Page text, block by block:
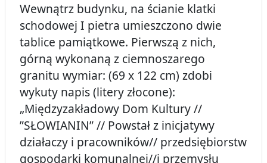
Wewnątrz budynku, na ścianie klatki
schodowej I pietra umieszczono dwie
tablice pamiątkowe. Pierwszą z nich,
górną wykonaną z ciemnoszarego
granitu wymiar: (69 x 122 cm) zdobi
wykuty napis (litery złocone):
„Międzyzakładowy Dom Kultury //
”SŁOWIANIN” // Powstał z inicjatywy
działaczy i pracowników// przedsiębiorstw
gospodarki komunalnej//i przemysłu